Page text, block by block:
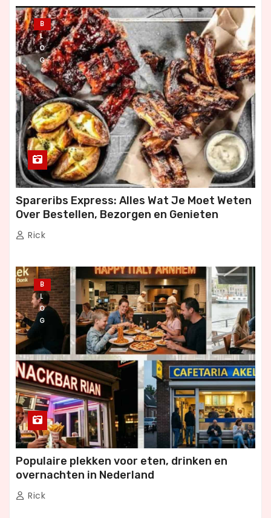
B
L
O
G
Spareribs Express: Alles Wat Je Moet Weten
Over Bestellen, Bezorgen en Genieten
Rick
B
L
O
G
Populaire plekken voor eten, drinken en
overnachten in Nederland
Rick